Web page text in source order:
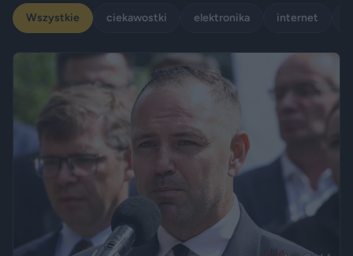
Wszystkie ciekawostki elektronika internet